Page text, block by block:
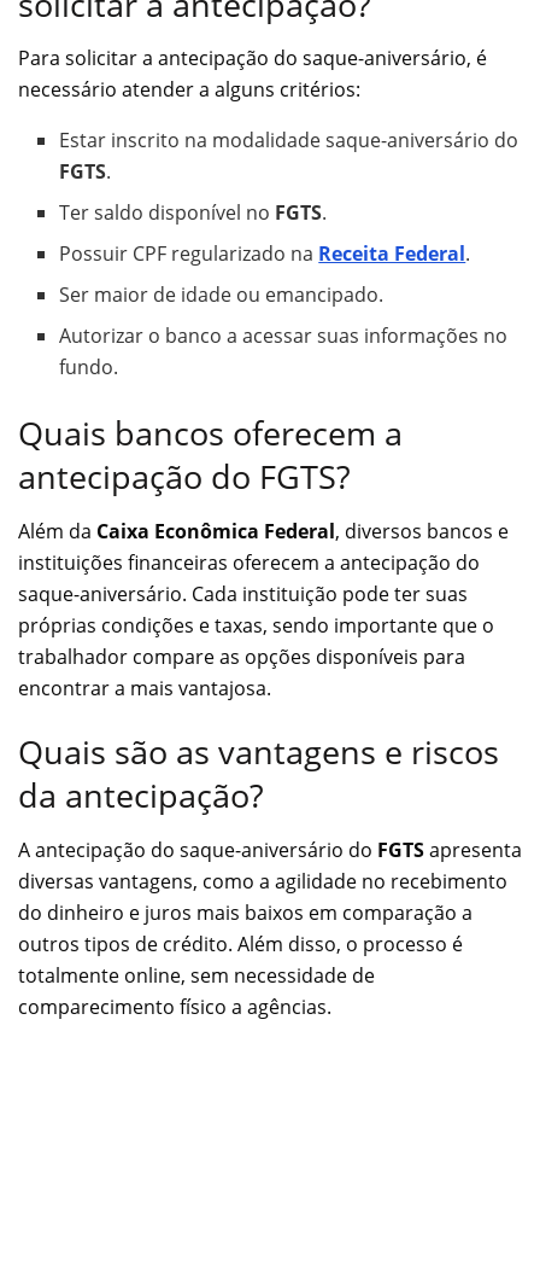
Para solicitar a antecipação do saque-aniversário, é
necessário atender a alguns critérios:
Estar inscrito na modalidade saque-aniversário do
FGTS.
Ter saldo disponível no FGTS.
Possuir CPF regularizado na Receita Federal.
Ser maior de idade ou emancipado.
Autorizar o banco a acessar suas informações no
fundo.
Quais bancos oferecem a
antecipação do FGTS?
Além da Caixa Econômica Federal, diversos bancos e
instituições financeiras oferecem a antecipação do
saque-aniversário. Cada instituição pode ter suas
próprias condições e taxas, sendo importante que o
trabalhador compare as opções disponíveis para
encontrar a mais vantajosa.
Quais são as vantagens e riscos
da antecipação?
A antecipação do saque-aniversário do FGTSapresenta
diversas vantagens, como a agilidade no recebimento
do dinheiro e juros mais baixos em comparação a
outros tipos de crédito. Além disso, o processo é
totalmente online, sem necessidade de
comparecimento físico a agências.